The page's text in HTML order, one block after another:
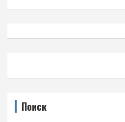
Поиск